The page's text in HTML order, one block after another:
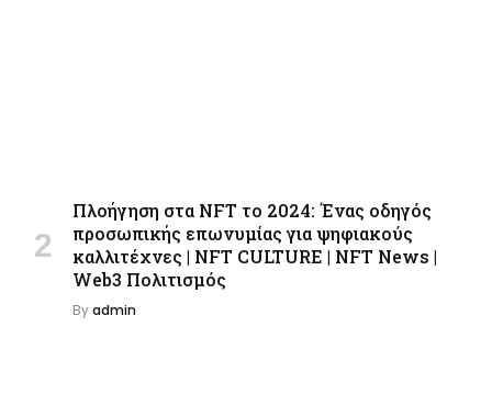
Πλοήγηση στα NFT το 2024: Ένας οδηγός
προσωπικής επωνυμίας για ψηφιακούς
καλλιτέχνες | NFT CULTURE | NFT News |
Web3 Πολιτισμός
Byadmin